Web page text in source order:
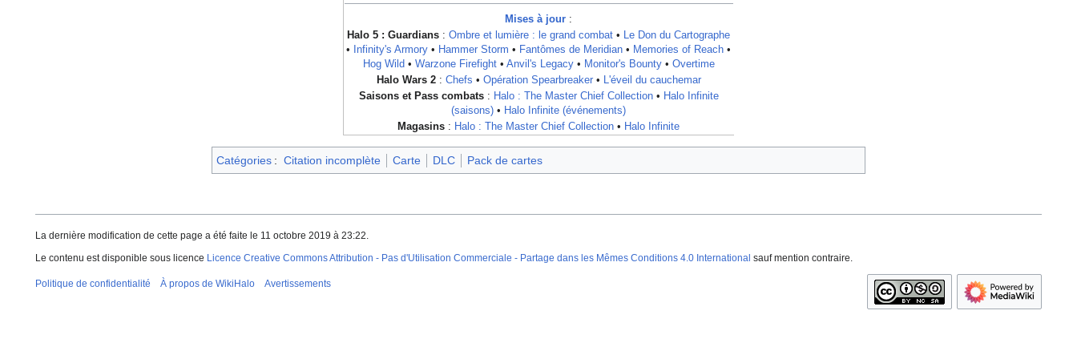
Mises à jour :
Halo 5 : Guardians : Ombre et lumière : le grand combat • Le Don du Cartographe
•
Infinity's Armory • Hammer Storm • Fantômes de Meridian • Memories of Reach •
Hog Wild • Warzone Firefight• Anvil's Legacy• Monitor's Bounty• Overtime
Halo Wars 2: Chefs • Opération Spearbreaker• L'éveil du cauchemar
Saisons et Pass combats: Halo : The Master Chief Collection• Halo Infinite
(saisons) • Halo Infinite (événements)
Magasins : Halo : The Master Chief Collection • Halo Infinite
Catégories : Citation incomplète Carte DLC Pack de cartes
La dernière modification de cette page a été faite le 11 octobre 2019 à 23:22.
Le contenu est disponible sous licence Licence Creative Commons Attribution - Pas d'Utilisation Commerciale - Partage dans les Mêmes Conditions 4.0 International sauf mention contraire.
Politique de confidentialité À propos de WikiHalo Avertissements